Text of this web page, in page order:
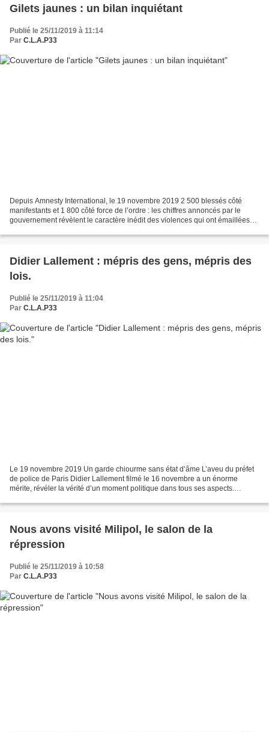
Gilets jaunes : un bilan inquiétant
Publié le 25/11/2019 à 11:14
Par C.L.A.P33
Depuis Amnesty International, le 19 novembre 2019 2 500 blessés côté
manifestants et 1 800 côté force de l’ordre : les chiffres annoncés par le
gouvernement révèlent le caractère inédit des violences qui ont émaillées
Didier Lallement : mépris des gens, mépris des
lois.
Publié le 25/11/2019 à 11:04
Par C.L.A.P33
Le 19 novembre 2019 Un garde chiourme sans état d’âme L’aveu du préfet
de police de Paris Didier Lallement filmé le 16 novembre a un énorme
mérite, révéler la vérité d’un moment politique dans tous ses aspects.
Nous avons visité Milipol, le salon de la
répression
Publié le 25/11/2019 à 10:58
Par C.L.A.P33